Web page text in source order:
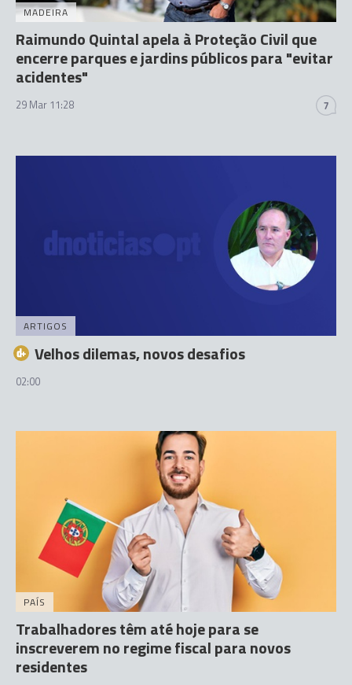
MADEIRA
Raimundo Quintal apela à Proteção Civil que
encerre parques e jardins públicos para "evitar
acidentes"
29 Mar 11:28 7
ARTIGOS
Velhos dilemas, novos desafios
02:00
PAÍS
Trabalhadores têm até hoje para se
inscreverem no regime fiscal para novos
residentes